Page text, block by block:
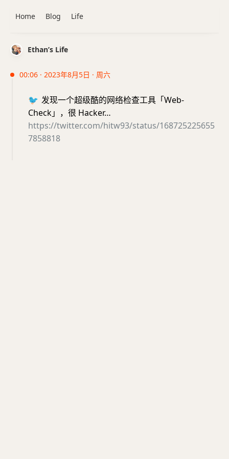
Ethan’s Life
00:06 · 2023年8月5日 · 周六
🐦 发现一个超级酷的网络检查工具「Web-
Check」，很 Hacker…
https://twitter.com/hitw93/status/168725225655
7858818
Home Blog Life